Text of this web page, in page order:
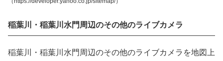
稲葉川・稲葉川水門周辺のその他のライブカメラ
稲葉川・稲葉川水門周辺のその他のライブカメラを地図上